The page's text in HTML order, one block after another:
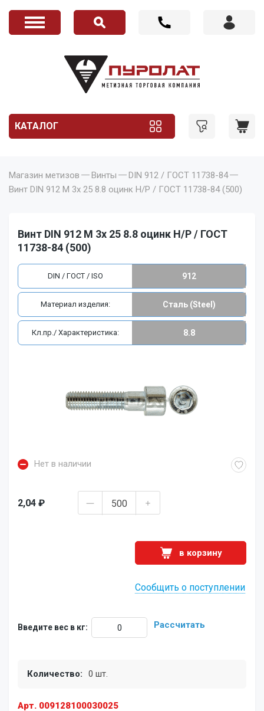
КАТАЛОГ
Магазин метизов Винты
DIN 912 / ГОСТ 11738-84
Винт DIN 912 M 3x 25 8.8 оцинк Н/Р / ГОСТ 11738-84 (500)
Винт DIN 912 M 3x 25 8.8 оцинк Н/Р / ГОСТ
11738-84 (500)
Арт. 009128100030025
Нет в наличии
2,04 ₽
в корзину
Сообщить о поступлении
Введите вес в кг: Рассчитать
Количество: 0 шт.
DIN / ГОСТ / ISO 912
Материал изделия: Сталь (Steel)
Кл.пр./ Характеристика: 8.8